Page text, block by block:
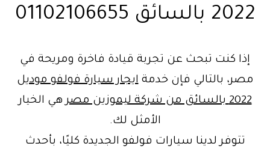
2022 بالسائق 01102106655
إذا كنت تبحث عن تجربة قيادة فاخرة ومريحة في
مصر، بالتالي فإن خدمةايجار سيارة فولفو موديل
2022 بالسائق من شركة ليموزين مصر
هي الخيار
الأمثل لك.
تتوفر لدينا سيارات فولفو الجديدة كليًا، بأحدث